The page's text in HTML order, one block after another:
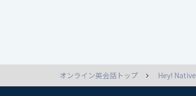
オンライン英会話トップ Hey!